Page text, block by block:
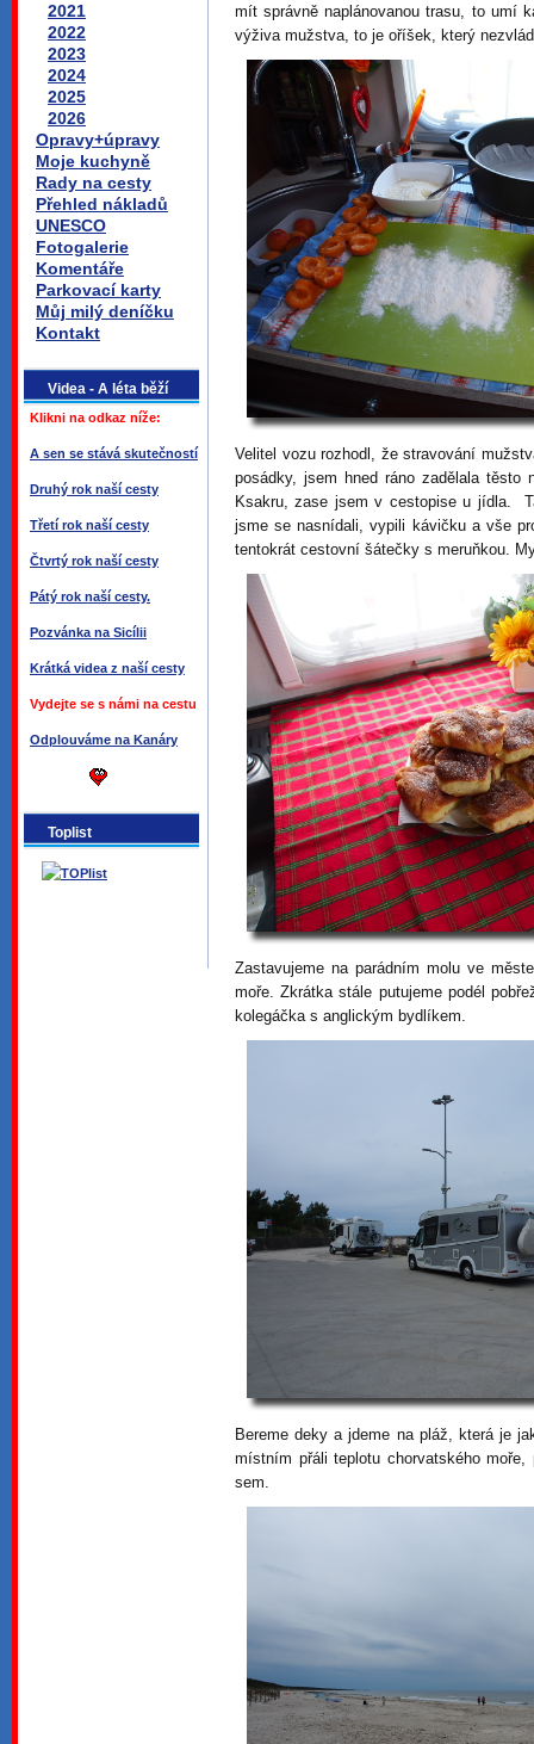
2021
2022
2023
2024
2025
2026
Opravy+úpravy
Moje kuchyně
Rady na cesty
Přehled nákladů
UNESCO
Fotogalerie
Komentáře
Parkovací karty
Můj milý deníčku
Kontakt
Videa - A léta běží
Klikni na odkaz níže:
A sen se stává skutečností
Druhý rok naší cesty
Třetí rok naší cesty
Čtvrtý rok naší cesty
Pátý rok naší cesty.
Pozvánka na Sicílii
Krátká videa z naší cesty
Vydejte se s námi na cestu
Odplouváme na Kanáry
Toplist
mít správně naplánovanou trasu, to umí
výživa mužstva, to je oříšek, který
Velitel vozu rozhodl, že stravování
posádky, jsem hned ráno zadělala těsto
Ksakru, zase jsem v cestopise u jídla.
jsme se nasnídali, vypili kávičku a vše
tentokrát cestovní šátečky s meruňkou.
Zastavujeme na parádním molu ve
moře. Zkrátka stále putujeme podél
kolegáčka s anglickým bydlíkem.
Bereme deky a jdeme na pláž, která je
místním přáli teplotu chorvatského
sem.